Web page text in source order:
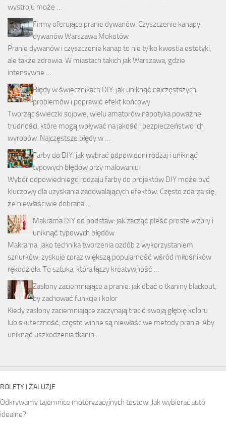
wystroju może …
Firmy oferujące pranie dywanów. Czyszczenie kanapy,
dywanów Warszawa Mokotów
Pranie dywanów i czyszczenie kanap to nie tylko kwestia estetyki,
ale także zdrowia. W miastach takich jak Warszawa, gdzie
intensywne …
Błędy w świecznikach DIY: jak uniknąć najczęstszych
problemów i poprawić efekt końcowy
Tworząc świeczki sojowe, wielu amatorów napotyka poważne
trudności, które mogą wpływać na jakość i bezpieczeństwo ich
wyrobów. Najczęstsze błędy w …
Farby do DIY: jak wybrać odpowiedni rodzaj i uniknąć
typowych błędów przy malowaniu
Wybór odpowiedniego rodzaju farby do projektów DIY może być
kluczowy dla uzyskania zadowalających efektów. Często zdarza się,
że niewłaściwie dobrana …
Makrama DIY od podstaw: jak zacząć pleść proste wzory i
uniknąć typowych błędów
Makrama, jako technika tworzenia ozdób z wykorzystaniem
sznurków, zyskuje coraz większą popularność wśród miłośników
rękodzieła. To sztuka, która łączy kreatywność …
Zasłony zaciemniające a pranie: jak dbać o tkaniny blackout,
by zachować funkcje i kolor
Kiedy zasłony zaciemniające zaczynają tracić swoją głębię koloru
lub skuteczność, często winne są niewłaściwe metody prania. Aby
uniknąć uszkodzenia tkanin …
ROLETY I ŻALUZJE
Odkrywamy tajemnice motoryzacyjnych testow: Jak wybierac auto
idealne?